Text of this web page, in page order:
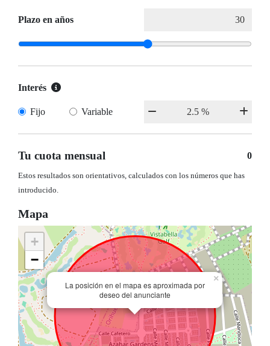
Plazo en años
Interés
Fijo Variable
Tu cuota mensual 0
Estos resultados son orientativos, calculados con los números que has
introducido.
Mapa
La posición en el mapa es aproximada por
deseo del anunciante
×
+
−